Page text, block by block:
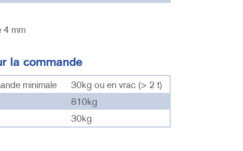
4 mm
la commande
minimale
30kg ou en vrac (> 2 t)
810kg
30kg